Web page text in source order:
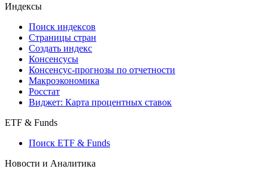
Индексы
Поиск индексов
Страницы стран
Создать индекс
Консенсусы
Консенсус-прогнозы по отчетности
Макроэкономика
Росстат
Виджет: Карта процентных ставок
ETF & Funds
Поиск ETF & Funds
Новости и Аналитика